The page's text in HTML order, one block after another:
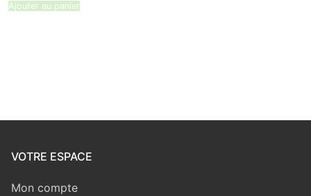
Ajouter au panier
VOTRE ESPACE
Mon compte